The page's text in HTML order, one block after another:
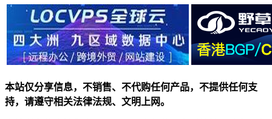
本站仅分享信息，不销售、不代购任何产品，不提供任何支
持，请遵守相关法律法规、文明上网。